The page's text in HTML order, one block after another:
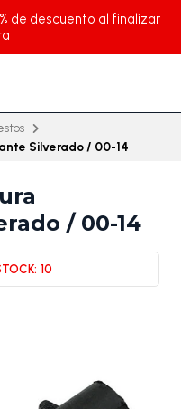
de descuento al finalizar
Silverado / 00-14
/ 00-14
10